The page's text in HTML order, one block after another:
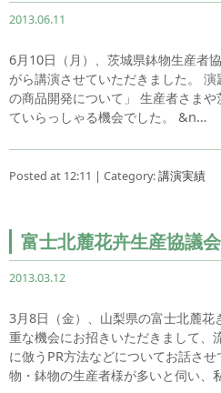
2013.06.11
6月10日（月）、茨城県鉢物生産者
がら講演させていただきました。
の商品開発について」 生産者さま
ていらっしゃる機会でした。 &n…
Posted at 12:11 | Category:講演実績
富士北麓花卉生産協議
2013.03.12
3月8日（金）、山梨県の富士北麓
重な機会にお招きいただきまして、
に倣うPR方法などについてお話さ
物・鉢物の生産者様が多いと伺い、